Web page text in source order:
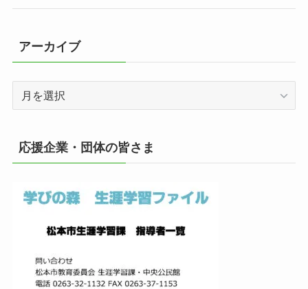
アーカイブ
イ
ブ
応援企業・団体の皆さま